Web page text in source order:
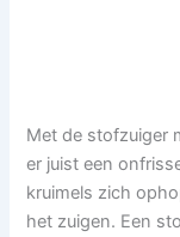
Met de stofzuiger
er juist een
kruimels zich
het zuigen. Een